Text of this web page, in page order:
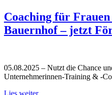
Coaching für
Bauernhof – jetzt
05.08.2025 – Nutzt die Chance
Unternehmerinnen-Training & -
Lies weiter